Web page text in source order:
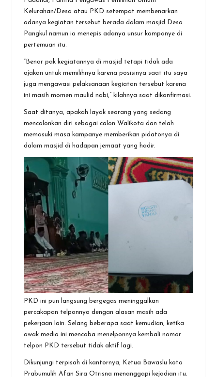
Kelurahan/Desa atau PKD setempat membenarkan
adanya kegiatan tersebut berada dalam masjid Desa
Pangkul namun ia menepis adanya unsur kampanye di
pertemuan itu.
“Benar pak kegiatannya di masjid tetapi tidak ada
ajakan untuk memilihnya karena posisinya saat itu saya
juga mengawasi pelaksanaan kegiatan tersebut karena
ini masih momen maulid nabi,” kilahnya saat dikonfirmasi.
Saat ditanya, apakah layak seorang yang sedang
mencalonkan diri sebagai calon Walikota dan telah
memasuki masa kampanye memberikan pidatonya di
dalam masjid di hadapan jemaat yang hadir.
PKD ini pun langsung bergegas meninggalkan
percakapan telponnya dengan alasan masih ada
pekerjaan lain. Selang beberapa saat kemudian, ketika
awak media ini mencoba menelponnya kembali nomor
telpon PKD tersebut tidak aktif lagi.
Dikunjungi terpisah di kantornya, Ketua Bawaslu kota
Prabumulih Afan Sira Otrisna menanggapi kejadian itu.